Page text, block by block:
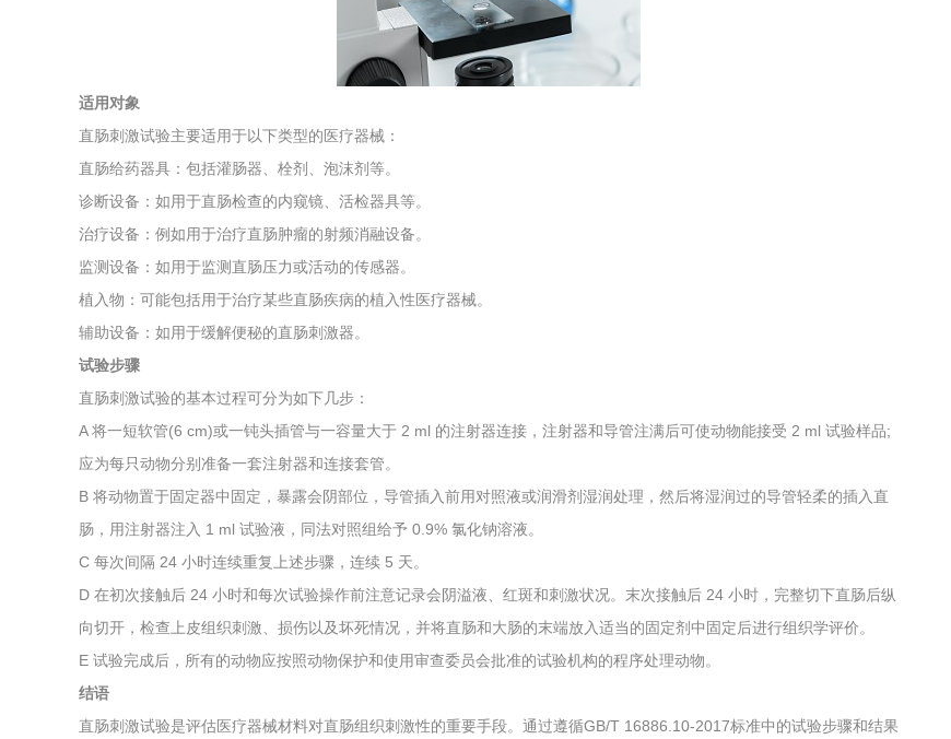
适用对象
直肠刺激试验主要适用于以下类型的医疗器械：
直肠给药器具：包括灌肠器、栓剂、泡沫剂等。
诊断设备：如用于直肠检查的内窥镜、活检器具等。
治疗设备：例如用于治疗直肠肿瘤的射频消融设备。
监测设备：如用于监测直肠压力或活动的传感器。
植入物：可能包括用于治疗某些直肠疾病的植入性医疗器械。
辅助设备：如用于缓解便秘的直肠刺激器。
试验步骤
直肠刺激试验的基本过程可分为如下几步：
A 将一短软管(6 cm)或一钝头插管与一容量大于 2 ml 的注射器连接，注射器和导管注满后可使动物能接受 2 ml 试验样品;
应为每只动物分别准备一套注射器和连接套管。
B 将动物置于固定器中固定，暴露会阴部位，导管插入前用对照液或润滑剂湿润处理，然后将湿润过的导管轻柔的插入直
肠，用注射器注入 1 ml 试验液，同法对照组给予 0.9% 氯化钠溶液。
C 每次间隔 24 小时连续重复上述步骤，连续 5 天。
D 在初次接触后 24 小时和每次试验操作前注意记录会阴溢液、红斑和刺激状况。末次接触后 24 小时，完整切下直肠后纵
向切开，检查上皮组织刺激、损伤以及坏死情况，并将直肠和大肠的末端放入适当的固定剂中固定后进行组织学评价。
E 试验完成后，所有的动物应按照动物保护和使用审查委员会批准的试验机构的程序处理动物。
结语
直肠刺激试验是评估医疗器械材料对直肠组织刺激性的重要手段。通过遵循GB/T 16886.10-2017标准中的试验步骤和结果